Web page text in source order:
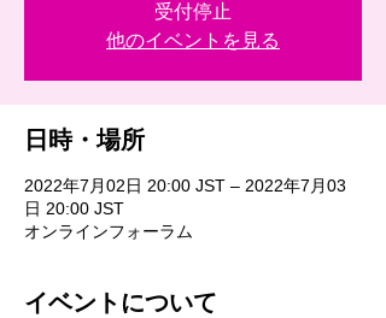
受付停止
他のイベントを見る
日時・場所
2022年7月02日 20:00 JST – 2022年7月03
日 20:00 JST
オンラインフォーラム
イベントについて